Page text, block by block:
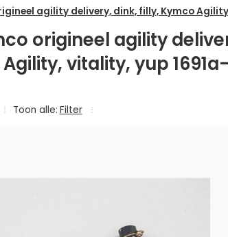
agility delivery, dink, filly, Kymco
origineel agility
vitality, yup 1691a-
Toon alle: Filter